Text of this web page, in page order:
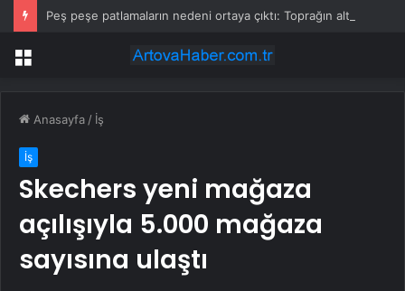
Menü
Anasayfa / İş
İş
Skechers yeni mağaza
açılışıyla 5.000 mağaza
sayısına ulaştı